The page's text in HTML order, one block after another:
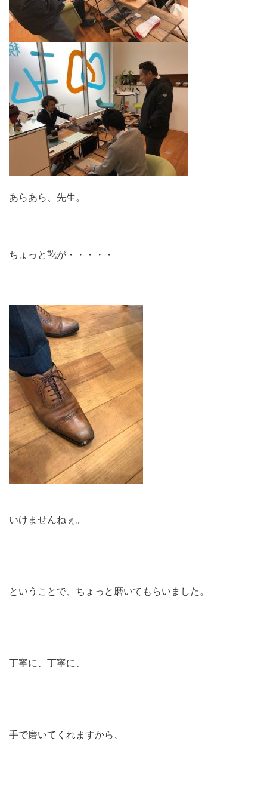
あらあら、先生。
ちょっと靴が・・・・・
いけませんねぇ。
ということで、ちょっと磨いてもらいました。
丁寧に、丁寧に、
手で磨いてくれますから、